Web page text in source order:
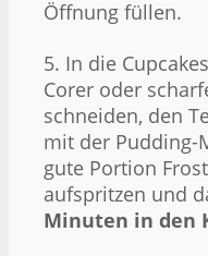
Öffnung füllen.
5. In die
Corer oder
schneiden, den
mit der Pudding-
gute Portion
aufspritzen und
Minuten in den